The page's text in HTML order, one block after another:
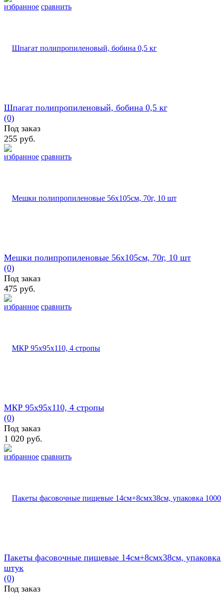
избранное сравнить
избранное сравнить
Шпагат полипропиленовый, бобина 0,5 кг
(0)
Под заказ
255 руб.
избранное сравнить
Мешки полипропиленовые 56х105см, 70г, 10 шт
(0)
Под заказ
475 руб.
избранное сравнить
МКР 95х95х110, 4 стропы
(0)
Под заказ
1 020 руб.
Пакеты фасовочные пищевые 14см+8смх38см,
штук
(0)
Под заказ